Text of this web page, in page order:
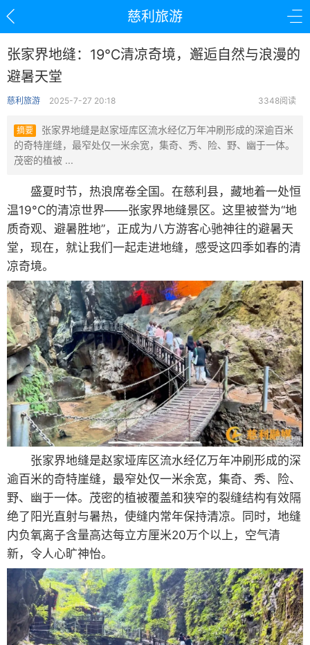
慈利旅游
张家界地缝：19℃清凉奇境，邂逅自然与浪漫的
避暑天堂
慈利旅游 2025-7-27 20:18 3348阅读
摘要
张家界地缝是赵家垭库区流水经亿万年冲刷形成的深逾百米
的奇特崖缝，最窄处仅一米余宽，集奇、秀、险、野、幽于一体。
茂密的植被 ...
盛夏时节，热浪席卷全国。在慈利县，藏地着一处恒
温19°C的清凉世界——张家界地缝景区。这里被誉为“地
质奇观、避暑胜地”，正成为八方游客心驰神往的避暑天
堂，现在，就让我们一起走进地缝，感受这四季如春的清
凉奇境。
张家界地缝是赵家垭库区流水经亿万年冲刷形成的深
逾百米的奇特崖缝，最窄处仅一米余宽，集奇、秀、险、
野、幽于一体。茂密的植被覆盖和狭窄的裂缝结构有效隔
绝了阳光直射与暑热，使缝内常年保持清凉。同时，地缝
内负氧离子含量高达每立方厘米20万个以上，空气清
新，令人心旷神怡。